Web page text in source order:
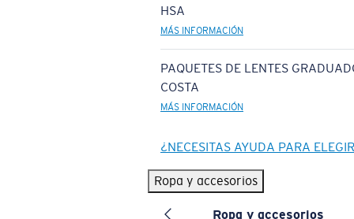
HSA
MÁS INFORMACIÓN
PAQUETES DE LENTES
COSTA
MÁS INFORMACIÓN
¿NECESITAS AYUDA PARA
Ropa y accesorios
Ropa y accesorios